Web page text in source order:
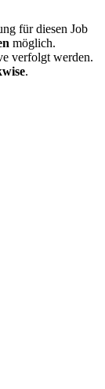
für diesen Job
möglich.
verfolgt werden.
.